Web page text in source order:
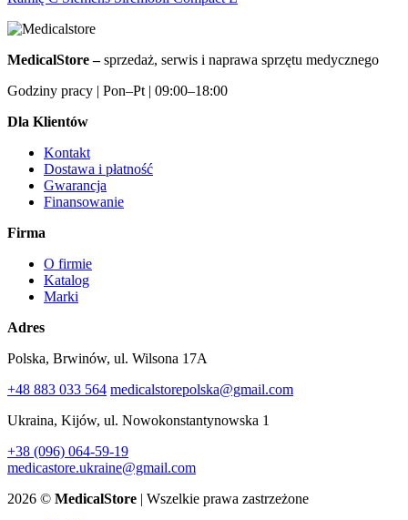
MedicalStore –sprzedaż, serwis i naprawa sprzętu medycznego
Godziny pracy | Pon–Pt | 09:00–18:00
Dla Klientów
Kontakt
Dostawa i płatność
Gwarancja
Finansowanie
Firma
O firmie
Katalog
Marki
Adres
Polska, Brwinów, ul. Wilsona 17A
+48 883 033 564 medicalstorepolska@gmail.com
Ukraina, Kijów, ul. Nowokonstantynowska 1
+38 (096) 064-59-19
medicastore.ukraine@gmail.com
2026 © MedicalStore | Wszelkie prawa zastrzeżone